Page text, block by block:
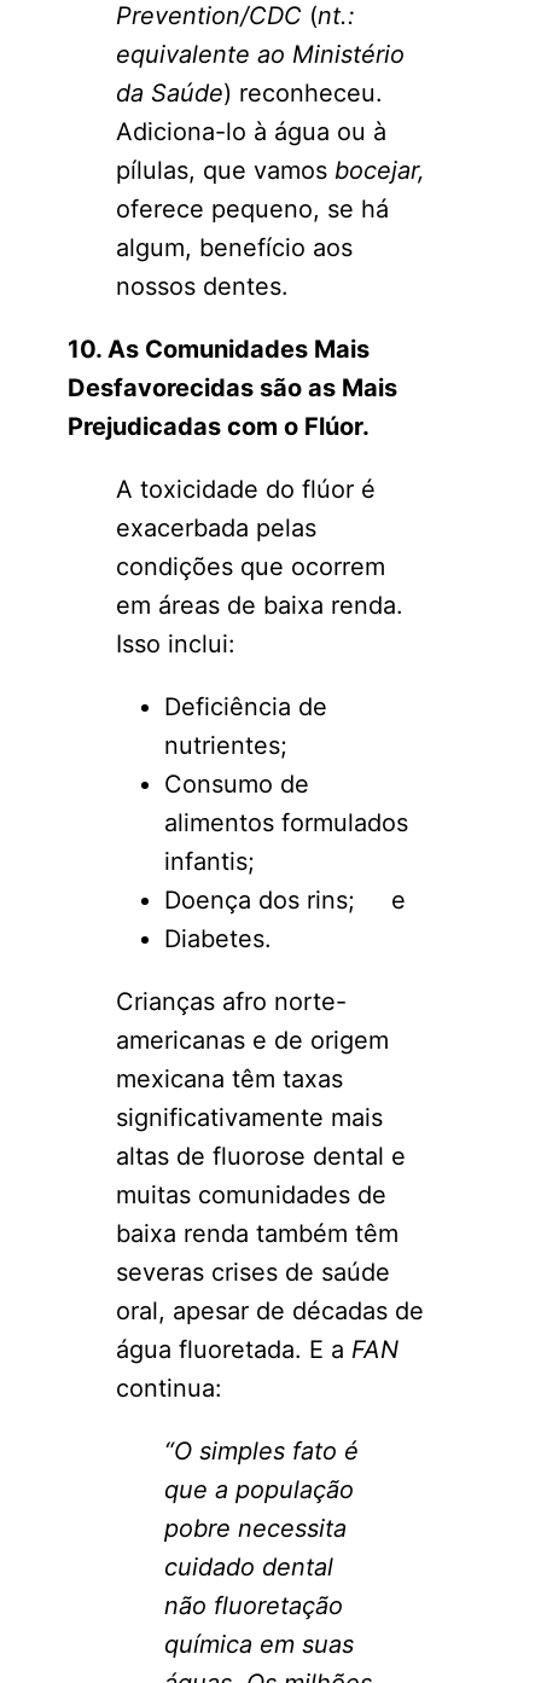
Prevention/CDC (nt.:
equivalente ao Ministério
da Saúde) reconheceu.
Adiciona-lo à água ou à
pílulas, que vamos bocejar,
oferece pequeno, se há
algum, benefício aos
nossos dentes.
10. As Comunidades Mais
Desfavorecidas são as Mais
Prejudicadas com o Flúor.
A toxicidade do flúor é
exacerbada pelas
condições que ocorrem
em áreas de baixa renda.
Isso inclui:
Deficiência de
nutrientes;
Consumo de
alimentos formulados
infantis;
Doença dos rins; e
Diabetes.
Crianças afro norte-
americanas e de origem
mexicana têm taxas
significativamente mais
altas de fluorose dental e
muitas comunidades de
baixa renda também têm
severas crises de saúde
oral, apesar de décadas de
água fluoretada. E a FAN
continua:
“O simples fato é
que a população
pobre necessita
cuidado dental
não fluoretação
química em suas